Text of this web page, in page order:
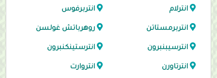
انترلام انتربرفوس
انتربرمستاتن روهرباتش غولسن
انترسيبنبرون انترستينكنبرون
انترتاورن انتروارت